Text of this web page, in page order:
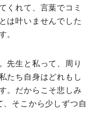
くれて、言葉でコミ
は叶いませんでした
。
先生と私って、周り
たち自身はどれもし
。だからこそ悲しみ
そこから少しずつ自